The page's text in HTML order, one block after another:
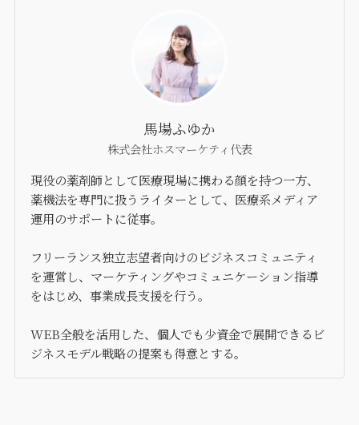
馬場ふゆか
株式会社ホスマーケティ代表
現役の薬剤師として医療現場に携わる顔を持つ一方、
薬機法を専門に扱うライターとして、医療系メディア
運用のサポートに従事。
フリーランス独立志望者向けのビジネスコミュニティ
を運営し、マーケティングやコミュニケーション指導
をはじめ、事業成長支援を行う。
WEB全般を活用した、個人でも少資金で展開できるビ
ジネスモデル戦略の提案も得意とする。